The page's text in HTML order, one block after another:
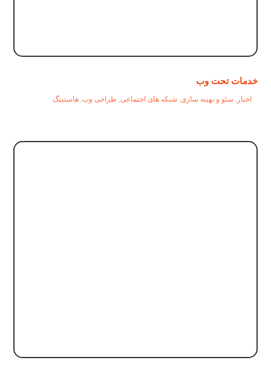
خدمات تحت وب
اخبار , سئو و بهینه سازی, شبکه های اجتماعی, طراحی وب,هاستینگ